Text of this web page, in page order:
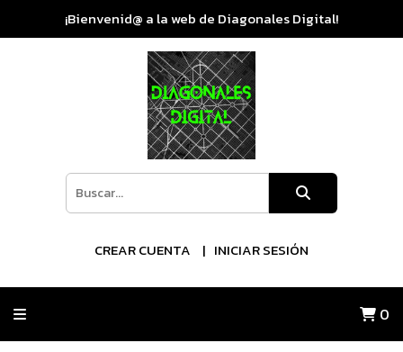
¡Bienvenid@ a la web de Diagonales Digital!
CREAR CUENTA INICIAR SESIÓN
0